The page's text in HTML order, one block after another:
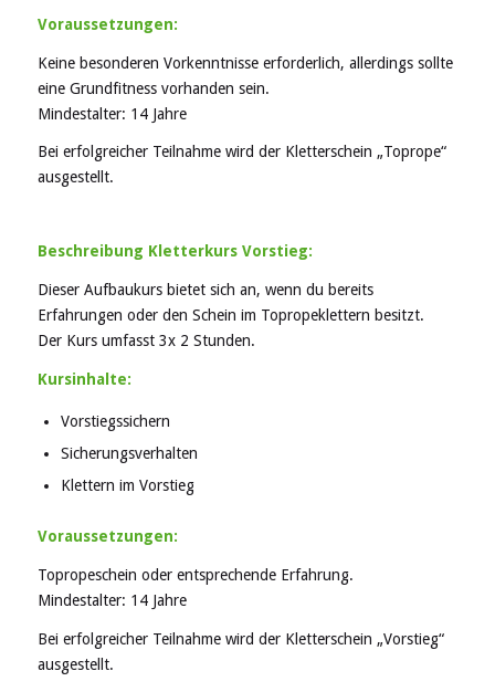
Voraussetzungen:
Keine besonderen Vorkenntnisse erforderlich, allerdings sollte
eine Grundfitness vorhanden sein.
Mindestalter: 14 Jahre
Bei erfolgreicher Teilnahme wird der Kletterschein „Toprope“
ausgestellt.
Beschreibung Kletterkurs Vorstieg:
Dieser Aufbaukurs bietet sich an, wenn du bereits
Erfahrungen oder den Schein im Topropeklettern besitzt.
Der Kurs umfasst 3x 2 Stunden.
Kursinhalte:
Vorstiegssichern
Sicherungsverhalten
Klettern im Vorstieg
Voraussetzungen:
Topropeschein oder entsprechende Erfahrung.
Mindestalter: 14 Jahre
Bei erfolgreicher Teilnahme wird der Kletterschein „Vorstieg“
ausgestellt.